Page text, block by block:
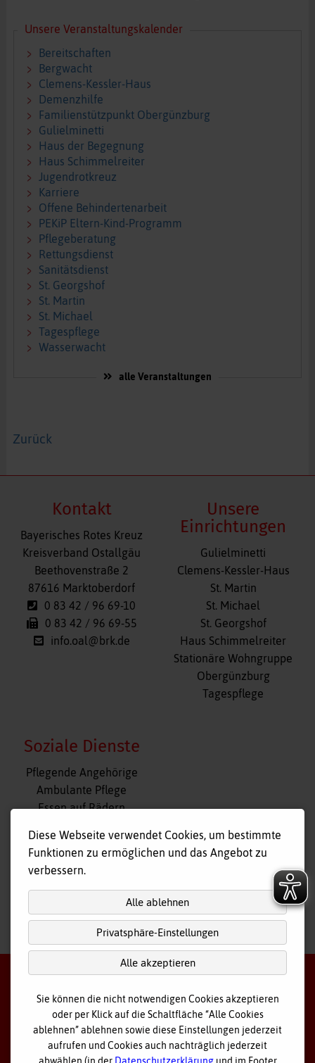
Unsere Veranstaltungskalender
Bereitschaften
Bergwacht
Clemens-Kessler-Haus
Demenzhilfe
Familienstützpunkt Obergünzburg
Gulielminetti
Haus der Begegnung
Haus Schimmelreiter
Jugendrotkreuz
Karriere
Offene Behindertenarbeit
PEKiP Eltern-Kind-Programm
Pflegeberatung
Rettungsdienst
Sanitätsdienst
St. Georgshof
St. Martin
St. Michael
Tagespflege
Wasserwacht
alle Veranstaltungen
Zurück
Kontakt
Bayerisches Rotes Kreuz
Kreisverband Ostallgäu
Beethovenstraße 2
87616 Marktoberdorf
0 83 42 / 96 69-10
0 83 42 / 96 69-55
info.oal@brk.de
Unsere
Einrichtungen
Navigation
überspringen
Gulielminetti
Clemens-Kessler-Haus
St. Martin
St. Michael
St. Georgshof
Haus Schimmelreiter
Stationäre Wohngruppe
Obergünzburg
Tagespflege
Soziale Dienste
Navigation
überspringen
Pflegende Angehörige
Ambulante Pflege
Essen auf Rädern
Tagespflege
Hausnotruf
nach oben
2026 Bayerisches Rotes Kreuz - Kreisverband Ostallgäu
Datenschutz
Diese Webseite verwendet Cookies, um bestimmte
Funktionen zu ermöglichen und das Angebot zu
verbessern.
Alle ablehnen
Privatsphäre-Einstellungen
Alle akzeptieren
Sie können die nicht notwendigen Cookies akzeptieren
oder per Klick auf die Schaltfläche “Alle Cookies
ablehnen” ablehnen sowie diese Einstellungen jederzeit
aufrufen und Cookies auch nachträglich jederzeit